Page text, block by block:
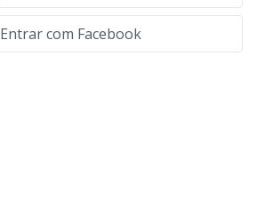
Entrar com Facebook